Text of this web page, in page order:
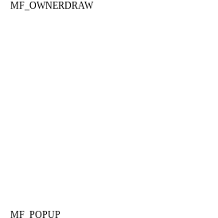
MF_OWNERDRAW
MF_POPUP